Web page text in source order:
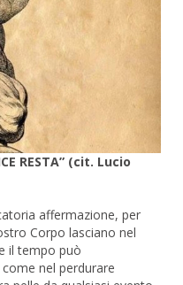
RESTA” (cit. Lucio
affermazione, per
Corpo lasciano nel
il tempo può
nel perdurare